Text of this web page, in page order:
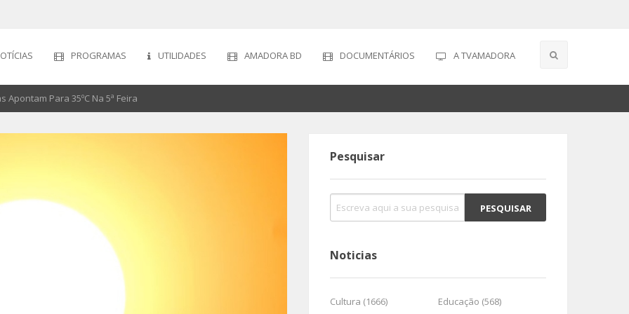
PROGRAMAS UTILIDADES AMADORA BD DOCUMENTÁRIOS A TVAMADORA
Para 35ºC Na 5ª Feira
Pesquisar
Noticias
Cultura (1666)
Educação (568)